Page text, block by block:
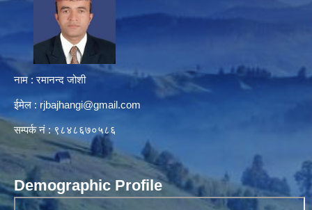
नाम : रमानन्द जोशी
ईमेल : rjbajhangi@gmail.com
सम्पर्क नं : ९८४८६७०५८६
Demographic Profile